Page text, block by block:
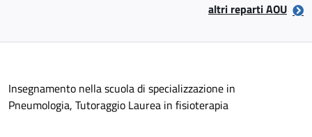
altri reparti AOU
Insegnamento nella scuola di specializzazione in
Pneumologia, Tutoraggio Laurea in fisioterapia